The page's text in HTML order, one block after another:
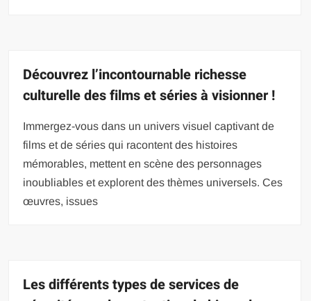
Découvrez l’incontournable richesse
culturelle des films et séries à visionner !
Immergez-vous dans un univers visuel captivant de
films et de séries qui racontent des histoires
mémorables, mettent en scène des personnages
inoubliables et explorent des thèmes universels. Ces
œuvres, issues
Les différents types de services de